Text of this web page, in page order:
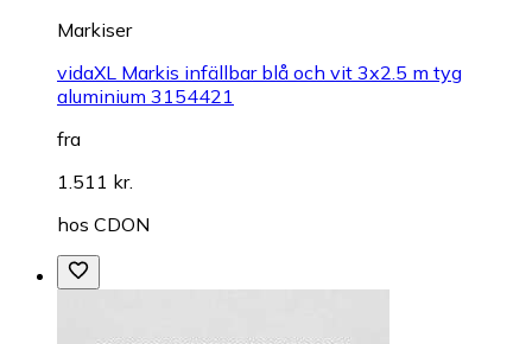
Markiser
vidaXL Markis infällbar blå och vit 3x2.5 m tyg
aluminium 3154421
fra
1.511 kr.
hos CDON